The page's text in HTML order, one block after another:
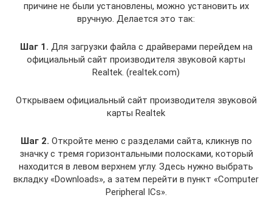
причине не были установлены, можно установить их
вручную. Делается это так:
Шаг 1. Для загрузки файла с драйверами перейдем на
официальный сайт производителя звуковой карты
Realtek. (realtek.com)
Открываем официальный сайт производителя звуковой
карты Realtek
Шаг 2. Откройте меню с разделами сайта, кликнув по
значку с тремя горизонтальными полосками, который
находится в левом верхнем углу. Здесь нужно выбрать
вкладку «Downloads», а затем перейти в пункт «Computer
Peripheral ICs».